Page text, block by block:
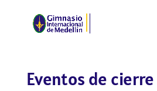
Eventos de